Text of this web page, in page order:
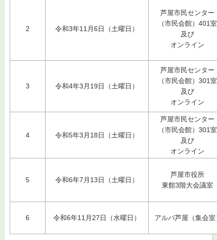
2 令和3年11月6日（土曜日）
芦屋市民センター
（市民会館）401室
及び
オンライン
3 令和4年3月19日（土曜日）
芦屋市民センター
（市民会館）301室
及び
オンライン
4 令和5年3月18日（土曜日）
芦屋市民センター
（市民会館）301室
及び
オンライン
5 令和6年7月13日（土曜日）
芦屋市役所
東館3階大会議室
6 令和6年11月27日（水曜日） アルパ芦屋（集会室